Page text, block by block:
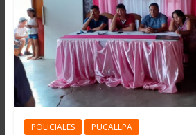
POLICIALES PUCALLPA